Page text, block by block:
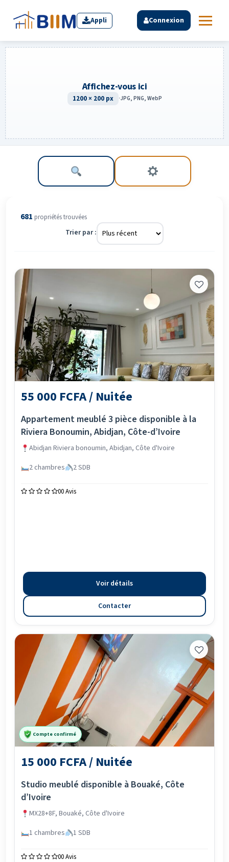
Appli Connexion
Affichez-vous ici
1200 × 200 px ·JPG, PNG, WebP
681 propriétéstrouvées
Trier par :
55 000 FCFA / Nuitée
Appartement meublé 3 pièce disponible à la
Riviera Bonoumin, Abidjan, Côte-d’Ivoire
Abidjan Riviera bonoumin, Abidjan, Côte d'Ivoire
2 chambres
2 SDB
00 Avis
Voir détails
Contacter
Compte confirmé
15 000 FCFA / Nuitée
Studio meublé disponible à Bouaké, Côte
d’Ivoire
MX28+8F, Bouaké, Côte d'Ivoire
1 chambres
1 SDB
00 Avis